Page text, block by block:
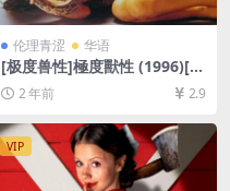
伦理青涩 华语
[极度兽性]極度獸性 (1996)[百
度网盘+夸克网盘1080P超清
未删减资源][网盘下载][MP4/
6.3GB][粤语中字]【手机/平板
无法在线播放，请使用电脑下
载防和谐压缩包（含解压密
码）】
2 年前 2.9
VIP